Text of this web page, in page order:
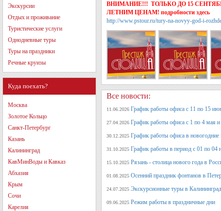
Экскурсии
Отдых и проживание
Туристические услуги
Однодневные туры
Туры на праздники
Речные круизы
Куда поехать?
Москва
Золотое Кольцо
Санкт-Петербург
Казань
Калининград
КавМинВоды и Кавказ
Абхазия
Крым
Сочи
Карелия
ВНИМАНИЕ!!! ТОЛЬКО ДО 15
ЛЕТНИМ ЦЕНАМ! подробности здесь
http://www.pstour.ru/tury-na-novyy-god-i-
Все новости:
11.06.2026 График работы офиса с 11 по 15
27.04.2026 График работы офиса с 1 по 4 мая
30.12.2025 График работы офиса в новогодние
31.10.2025 График работы в период с 01 по 04
15.10.2025 Рязань - столица нового года в
01.08.2025 Осенний праздник фонтанов в
24.07.2025 Экскурсионные туры в
09.06.2025 Режим работы в праздничные дни